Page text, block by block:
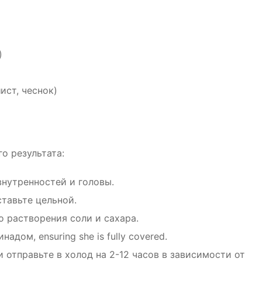
чеснок)
результата:
и головы.
цельной.
соли и сахара.
ensuring she is fully covered.
в холод на 2-12 часов в зависимости от